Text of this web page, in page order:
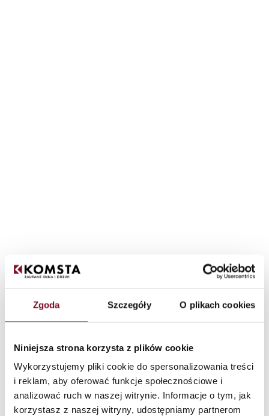
Zgoda Szczegóły O plikach cookies
Niniejsza strona korzysta z plików cookie
Wykorzystujemy pliki cookie do spersonalizowania treści
i reklam, aby oferować funkcje społecznościowe i
analizować ruch w naszej witrynie. Informacje o tym, jak
korzystasz z naszej witryny, udostępniamy partnerom
Robustné okná
za výnimočnú cenu
Výmena alebo nákup nových okien je pomerne veľký výdavok. Jako
výrobca okienuž mnoho rokov chápeme potreby zákazníkov,